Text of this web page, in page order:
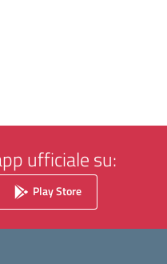
ufficiale su:
Play Store